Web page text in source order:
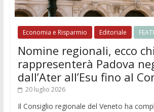
Economia e Risparmio Editoriale
Nomine regionali, ecco chi
rappresenterà Padova
dall’Ater all’Esu fino al
20 luglio 2026
Il Consiglio regionale del Veneto ha